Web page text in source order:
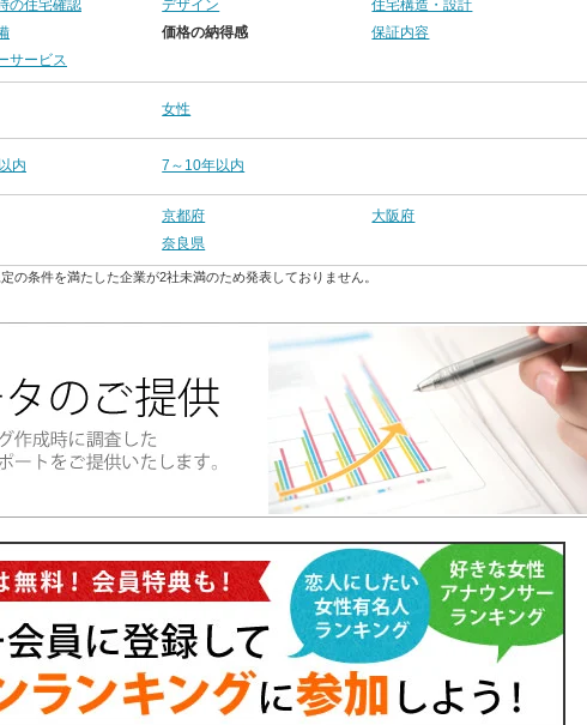
の住宅確認
デザイン
住宅構造・設計
価格の納得感
保証内容
サービス
女性
内 7～10年以内
京都府
大阪府
奈良県
の条件を満たした企業が2社未満のため発表しておりません。